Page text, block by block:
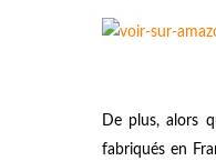
De plus, alors
fabriqués en